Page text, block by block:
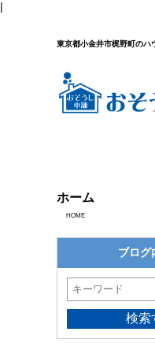
|
東京都小金井市梶野町のハ
ホーム
HOME
ブログ